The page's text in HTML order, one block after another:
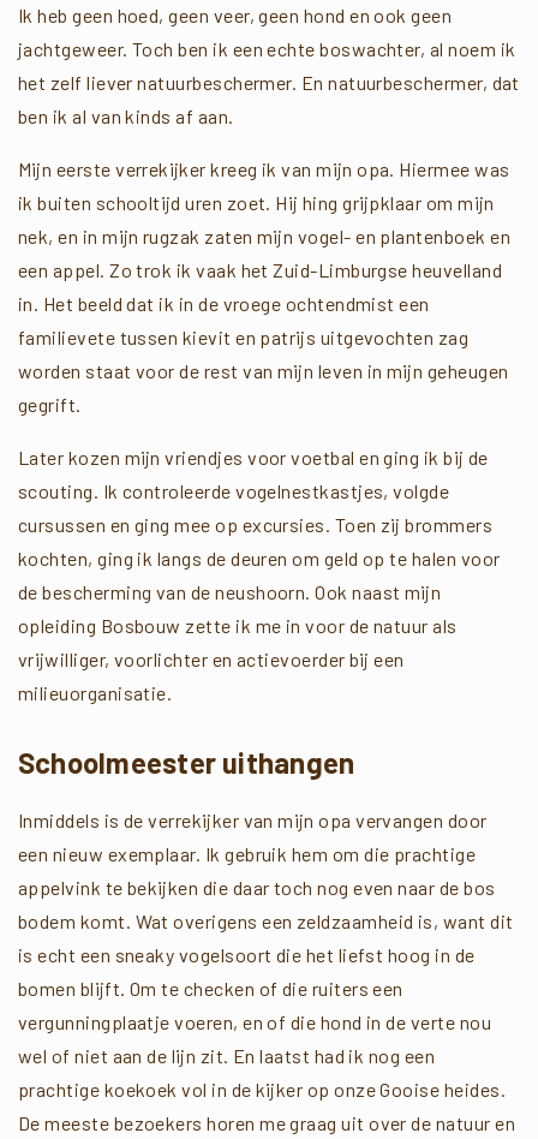
Ik heb geen hoed, geen veer, geen hond en ook geen
jachtgeweer. Toch ben ik een echte boswachter, al noem ik
het zelf liever natuurbeschermer. En natuurbeschermer, dat
ben ik al van kinds af aan.
Mijn eerste verrekijker kreeg ik van mijn opa. Hiermee was
ik buiten schooltijd uren zoet. Hij hing grijpklaar om mijn
nek, en in mijn rugzak zaten mijn vogel- en plantenboek en
een appel. Zo trok ik vaak het Zuid-Limburgse heuvelland
in. Het beeld dat ik in de vroege ochtendmist een
familievete tussen kievit en patrijs uitgevochten zag
worden staat voor de rest van mijn leven in mijn geheugen
gegrift.
Later kozen mijn vriendjes voor voetbal en ging ik bij de
scouting. Ik controleerde vogelnestkastjes, volgde
cursussen en ging mee op excursies. Toen zij brommers
kochten, ging ik langs de deuren om geld op te halen voor
de bescherming van de neushoorn. Ook naast mijn
opleiding Bosbouw zette ik me in voor de natuur als
vrijwilliger, voorlichter en actievoerder bij een
milieuorganisatie.
Schoolmeester uithangen
Inmiddels is de verrekijker van mijn opa vervangen door
een nieuw exemplaar. Ik gebruik hem om die prachtige
appelvink te bekijken die daar toch nog even naar de bos
bodem komt. Wat overigens een zeldzaamheid is, want dit
is echt een sneaky vogelsoort die het liefst hoog in de
bomen blijft. Om te checken of die ruiters een
vergunningplaatje voeren, en of die hond in de verte nou
wel of niet aan de lijn zit. En laatst had ik nog een
prachtige koekoek vol in de kijker op onze Gooise heides.
De meeste bezoekers horen me graag uit over de natuur en